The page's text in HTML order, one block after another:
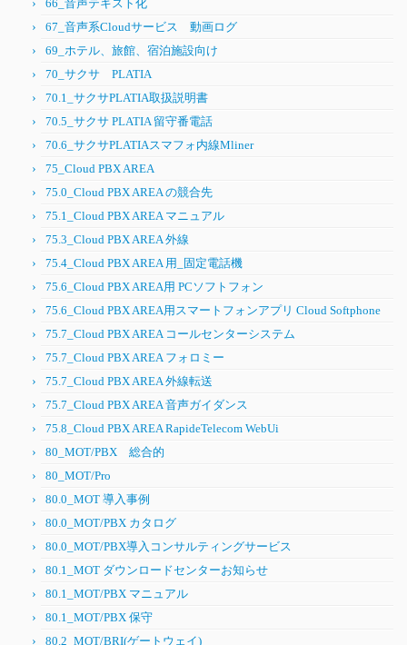
66_音声テキスト化
67_音声系Cloudサービス 動画ログ
69_ホテル、旅館、宿泊施設向け
70_サクサ PLATIA
70.1_サクサPLATIA取扱説明書
70.5_サクサ PLATIA 留守番電話
70.6_サクサPLATIAスマフォ内線Mliner
75_Cloud PBX AREA
75.0_Cloud PBX AREA の競合先
75.1_Cloud PBX AREA マニュアル
75.3_Cloud PBX AREA 外線
75.4_Cloud PBX AREA 用_固定電話機
75.6_Cloud PBX AREA用 PCソフトフォン
75.6_Cloud PBX AREA用スマートフォンアプリ Cloud Softphone
75.7_Cloud PBX AREA コールセンターシステム
75.7_Cloud PBX AREA フォロミー
75.7_Cloud PBX AREA 外線転送
75.7_Cloud PBX AREA 音声ガイダンス
75.8_Cloud PBX AREA RapideTelecom WebUi
80_MOT/PBX 総合的
80_MOT/Pro
80.0_MOT 導入事例
80.0_MOT/PBX カタログ
80.0_MOT/PBX導入コンサルティングサービス
80.1_MOT ダウンロードセンターお知らせ
80.1_MOT/PBX マニュアル
80.1_MOT/PBX 保守
80.2_MOT/BRI(ゲートウェイ)